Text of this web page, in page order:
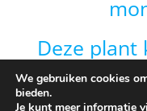
Deze plant
gebied
We gebruiken cookies
bieden.
Je kunt meer informatie